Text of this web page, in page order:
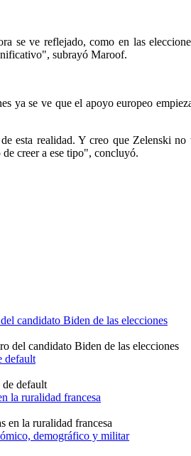
se ve reflejado, como en las
subrayó Maroof.
ya se ve que el apoyo europeo
esta realidad. Y creo que Zelenski
creer a ese tipo", concluyó.
candidato Biden de las elecciones
default
la ruralidad francesa
demográfico y militar